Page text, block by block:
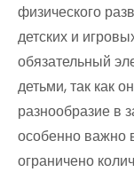
физического
детских и
обязательный
детьми, так как
разнообразие в
особенно важно
ограничено